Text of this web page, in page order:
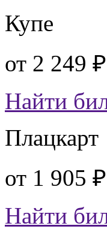
Купе
от 2 249 ₽
Найти
Плацкарт
от 1 905 ₽
Найти